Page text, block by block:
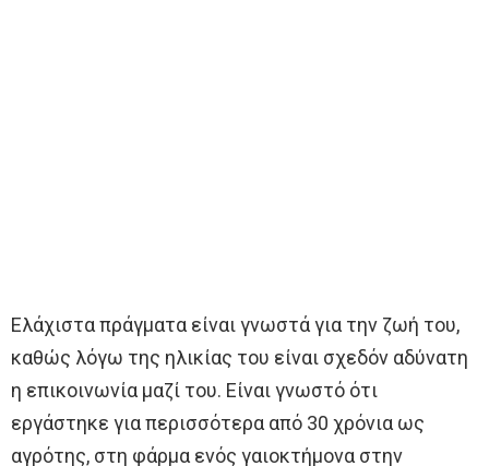
Ελάχιστα πράγματα είναι γνωστά για την ζωή του,
καθώς λόγω της ηλικίας του είναι σχεδόν αδύνατη
η επικοινωνία μαζί του. Είναι γνωστό ότι
εργάστηκε για περισσότερα από 30 χρόνια ως
αγρότης, στη φάρμα ενός γαιοκτήμονα στην